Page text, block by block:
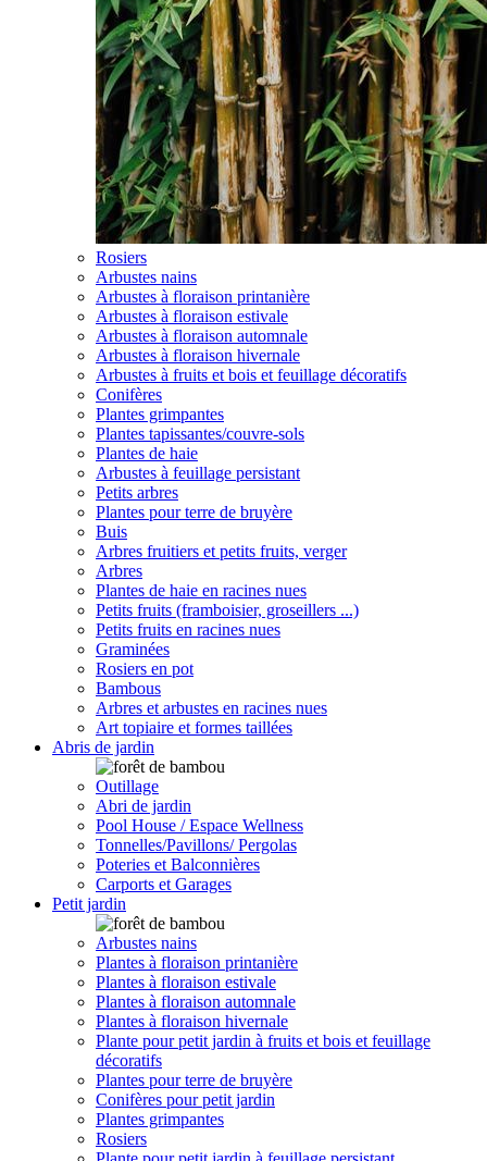
Rosiers
Arbustes nains
Arbustes à floraison printanière
Arbustes à floraison estivale
Arbustes à floraison automnale
Arbustes à floraison hivernale
Arbustes à fruits et bois et feuillage décoratifs
Conifères
Plantes grimpantes
Plantes tapissantes/couvre-sols
Plantes de haie
Arbustes à feuillage persistant
Petits arbres
Plantes pour terre de bruyère
Buis
Arbres fruitiers et petits fruits, verger
Arbres
Plantes de haie en racines nues
Petits fruits (framboisier, groseillers ...)
Petits fruits en racines nues
Graminées
Rosiers en pot
Bambous
Arbres et arbustes en racines nues
Art topiaire et formes taillées
Abris de jardin
Outillage
Abri de jardin
Pool House / Espace Wellness
Tonnelles/Pavillons/ Pergolas
Poteries et Balconnières
Carports et Garages
Petit jardin
Arbustes nains
Plantes à floraison printanière
Plantes à floraison estivale
Plantes à floraison automnale
Plantes à floraison hivernale
Plante pour petit jardin à fruits et bois et feuillage
décoratifs
Plantes pour terre de bruyère
Conifères pour petit jardin
Plantes grimpantes
Rosiers